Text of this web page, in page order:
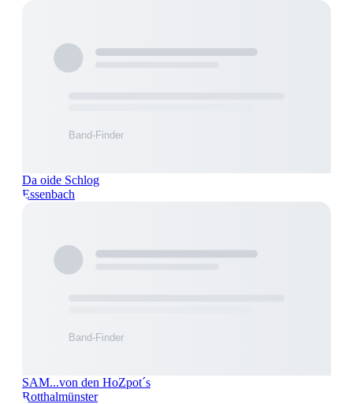
Da oide Schlog
Essenbach
SAM...von den HoZpot´s
Rotthalmünster